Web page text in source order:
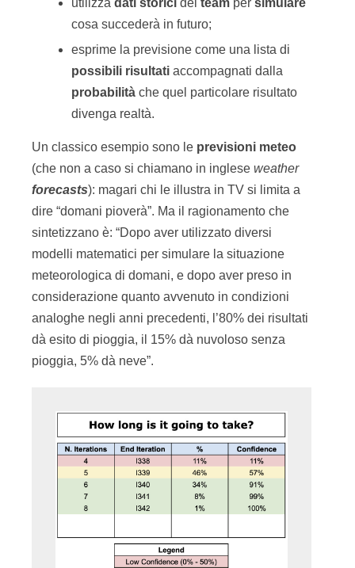
utilizza dati storici del team per simulare
cosa succederà in futuro;
esprime la previsione come una lista di
possibili risultati accompagnati dalla
probabilità che quel particolare risultato
divenga realtà.
Un classico esempio sono le previsioni meteo
(che non a caso si chiamano in inglese weather
forecasts): magari chi le illustra in TV si limita a
dire “domani pioverà”. Ma il ragionamento che
sintetizzano è: “Dopo aver utilizzato diversi
modelli matematici per simulare la situazione
meteorologica di domani, e dopo aver preso in
considerazione quanto avvenuto in condizioni
analoghe negli anni precedenti, l’80% dei risultati
dà esito di pioggia, il 15% dà nuvoloso senza
pioggia, 5% dà neve”.